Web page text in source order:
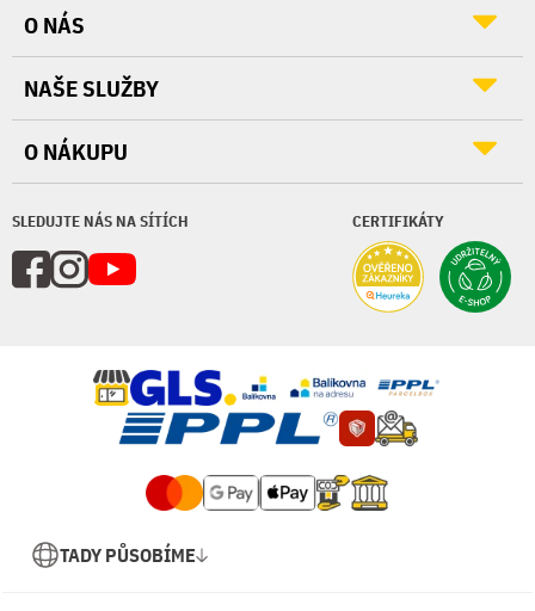
SLEDUJTE NÁS NA SÍTÍCH CERTIFIKÁTY
O NÁS
NAŠE SLUŽBY
O NÁKUPU
TADY PŮSOBÍME